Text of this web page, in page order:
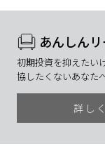
あんしんリ
初期投資を抑えたい
協したくないあなた
詳し